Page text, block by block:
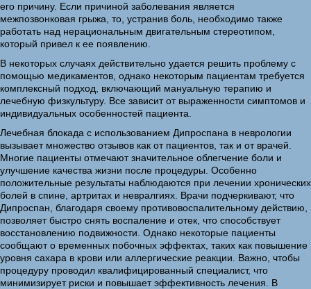
его причину. Если причиной заболевания является
межпозвонковая грыжа, то, устранив боль, необходимо также
работать над нерациональным двигательным стереотипом,
который привел к ее появлению.
В некоторых случаях действительно удается решить проблему с
помощью медикаментов, однако некоторым пациентам требуется
комплексный подход, включающий мануальную терапию и
лечебную физкультуру. Все зависит от выраженности симптомов и
индивидуальных особенностей пациента.
Лечебная блокада с использованием Дипроспана в неврологии
вызывает множество отзывов как от пациентов, так и от врачей.
Многие пациенты отмечают значительное облегчение боли и
улучшение качества жизни после процедуры. Особенно
положительные результаты наблюдаются при лечении хронических
болей в спине, артритах и невралгиях. Врачи подчеркивают, что
Дипроспан, благодаря своему противовоспалительному действию,
позволяет быстро снять воспаление и отек, что способствует
восстановлению подвижности. Однако некоторые пациенты
сообщают о временных побочных эффектах, таких как повышение
уровня сахара в крови или аллергические реакции. Важно, чтобы
процедуру проводил квалифицированный специалист, что
минимизирует риски и повышает эффективность лечения. В